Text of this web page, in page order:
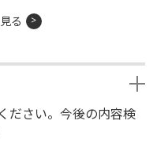
る
ださい。今後の内容検